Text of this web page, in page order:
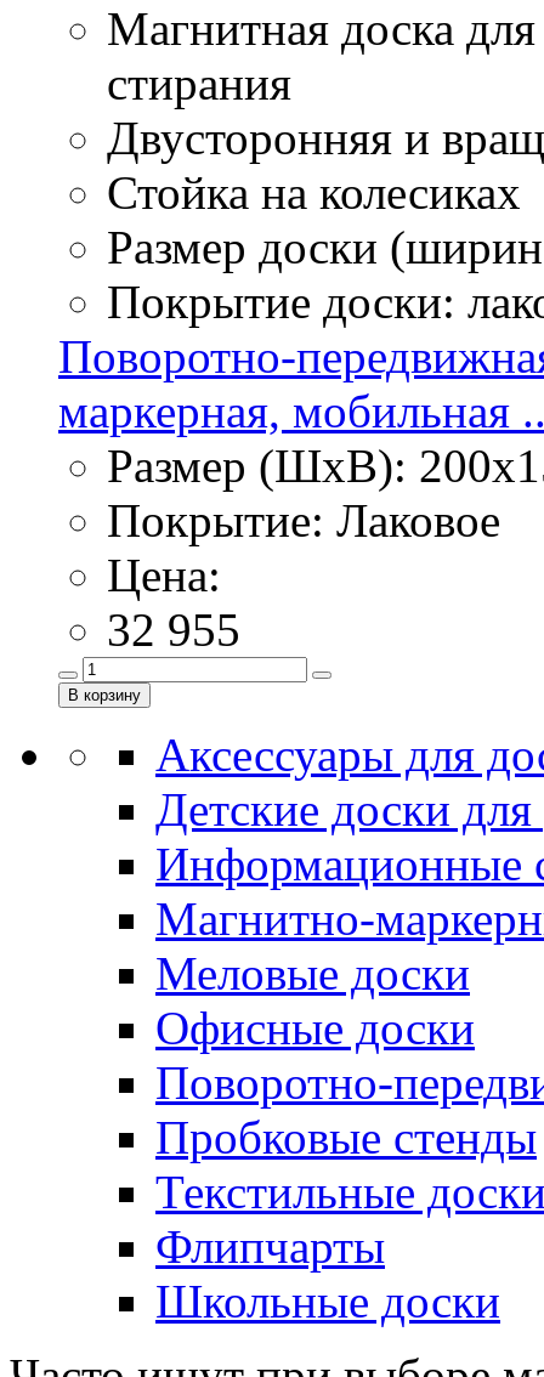
Магнитная доска
стирания
Двусторонняя и
Стойка на колесиках
Размер доски
Покрытие доски:
Поворотно-
маркерная, мобильная
Размер (ШхВ):
Покрытие: Лаковое
Цена:
32 955
Аксессуары для
Детские доски
Информационные
Магнитно-
Меловые доски
Офисные доски
Поворотно-
Пробковые стенды
Текстильные
Флипчарты
Школьные доски